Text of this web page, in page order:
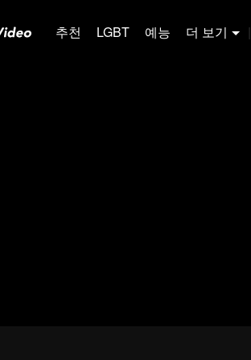
추천 LGBT 예능 더 보기 |